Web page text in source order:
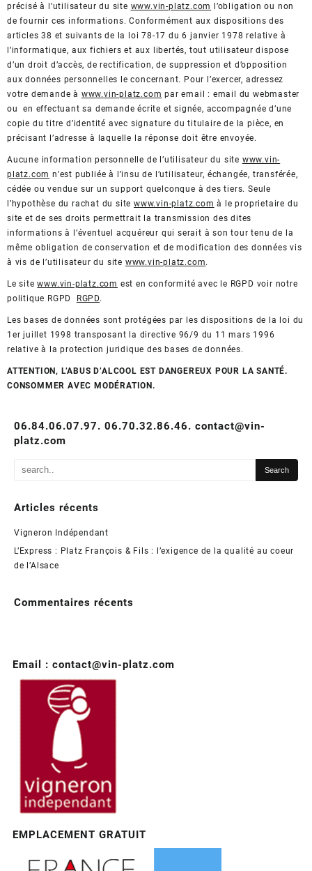
précisé à l’utilisateur du site www.vin-platz.com l’obligation ou non
de fournir ces informations. Conformément aux dispositions des
articles 38 et suivants de la loi 78-17 du 6 janvier 1978 relative à
l’informatique, aux fichiers et aux libertés, tout utilisateur dispose
d’un droit d’accès, de rectification, de suppression et d’opposition
aux données personnelles le concernant. Pour l’exercer, adressez
votre demande à www.vin-platz.com par email : email du webmaster
ou en effectuant sa demande écrite et signée, accompagnée d’une
copie du titre d’identité avec signature du titulaire de la pièce, en
précisant l’adresse à laquelle la réponse doit être envoyée.
Aucune information personnelle de l’utilisateur du site www.vin-
platz.com n’est publiée à l’insu de l’utilisateur, échangée, transférée,
cédée ou vendue sur un support quelconque à des tiers. Seule
l’hypothèse du rachat du sitewww.vin-platz.com à le proprietaire du
site et de ses droits permettrait la transmission des dites
informations à l’éventuel acquéreur qui serait à son tour tenu de la
même obligation de conservation et de modification des données vis
à vis de l’utilisateur du site www.vin-platz.com.
Le sitewww.vin-platz.com est en conformité avec le RGPD voir notre
politique RGPD RGPD.
Les bases de données sont protégées par les dispositions de la loi du
1er juillet 1998 transposant la directive 96/9 du 11 mars 1996
relative à la protection juridique des bases de données.
ATTENTION, L’ABUS D’ALCOOL EST DANGEREUX POUR LA SANTÉ.
CONSOMMER AVEC MODÉRATION.
06.84.06.07.97. 06.70.32.86.46. contact@vin-
platz.com
Articles récents
Vigneron Indépendant
L’Express : Platz François & Fils : l’exigence de la qualité au coeur
de l’Alsace
Commentaires récents
Email : contact@vin-platz.com
EMPLACEMENT GRATUIT